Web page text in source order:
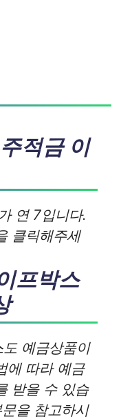
적금 이
연 7입니다.
클릭해주세
프박스
예금상품이
에 따라 예금
받을 수 있습
을 참고하시